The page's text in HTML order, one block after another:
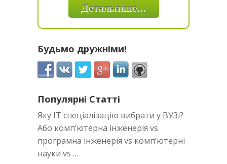
Детальніше...
Будьмо дружніми!
Популярні Статті
Яку IT спеціалізацію вибрати у ВУЗі?
Або комп’ютерна інженерія vs
програмна інженерія vs комп’ютерні
науки vs …